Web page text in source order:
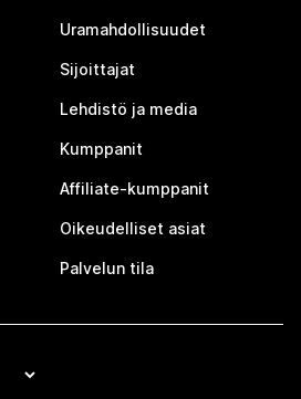
Uramahdollisuudet
Sijoittajat
Lehdistö ja media
Kumppanit
Affiliate-kumppanit
Oikeudelliset asiat
Palvelun tila